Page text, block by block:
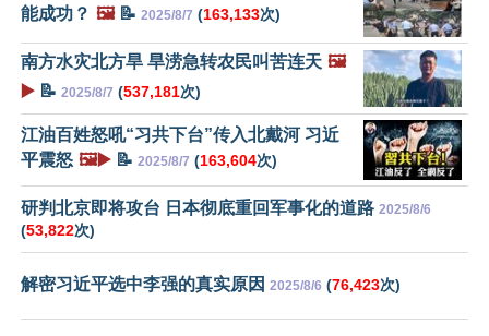
能成功？ 🖼️📝 2025/8/7 (163,133次)
南方水灾北方旱 旱涝急转农民叫苦连天 🖼️
▶️ 📝 2025/8/7 (537,181次)
江油百姓怒吼“习共下台”传入北戴河 习近
平震怒 🖼️▶️ 📝 2025/8/7 (163,604次)
研判北京即将攻台 日本彻底重回军事化的道路 2025/8/6
(53,822次)
解密习近平选中李强的真实原因 2025/8/6 (76,423次)